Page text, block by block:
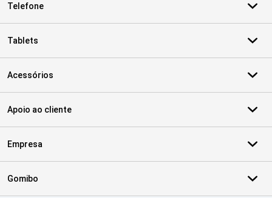
Telefone
Tablets
Acessórios
Apoio ao cliente
Empresa
Gomibo